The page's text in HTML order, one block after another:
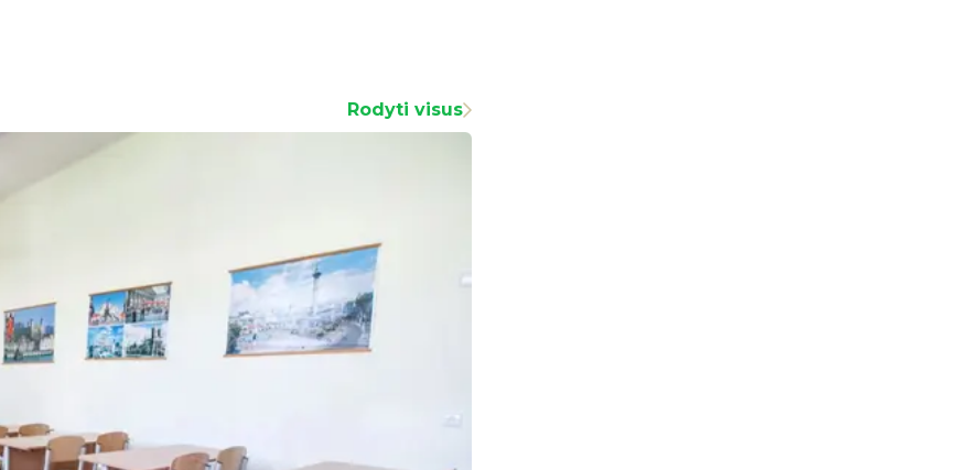
Rodyti visus